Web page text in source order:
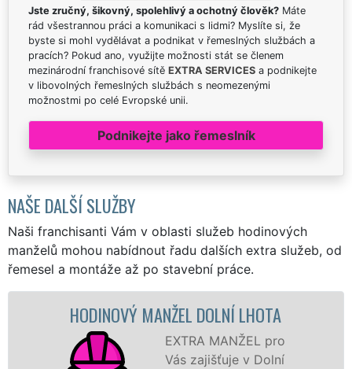
Jste zručný, šikovný, spolehlivý a ochotný člověk? Máte
rád všestrannou práci a komunikaci s lidmi? Myslíte si, že
byste si mohl vydělávat a podnikat v řemeslných službách a
pracích? Pokud ano, využijte možnosti stát se členem
mezinárodní franchisové sítě EXTRA SERVICES a podnikejte
v libovolných řemeslných službách s neomezenými
možnostmi po celé Evropské unii.
Podnikejte jako řemeslník
NAŠE DALŠÍ SLUŽBY
Naši franchisanti Vám v oblasti služeb hodinových
manželů mohou nabídnout řadu dalších extra služeb, od
řemesel a montáže až po stavební práce.
HODINOVÝ MANŽEL DOLNÍ LHOTA
EXTRA MANŽEL pro
Vás zajišťuje v Dolní